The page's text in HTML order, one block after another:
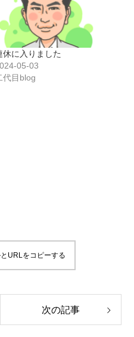
休に入りました
05-03
代目blog
URLをコピーする
次の記事